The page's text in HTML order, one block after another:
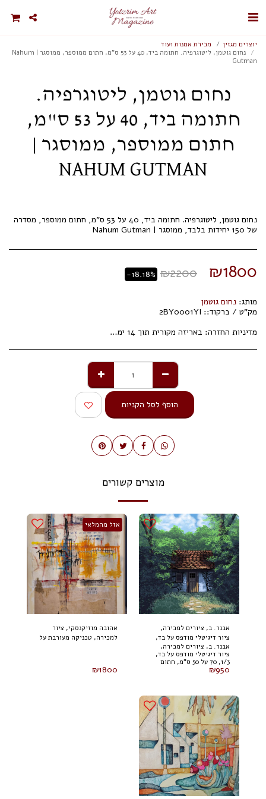
יוצרים מגזין
מכירת אמנות ועוד
נחום גוטמן, ליטוגרפיה. חתומה ביד, 40 על 53 ס"מ, חתום ממוספר, ממוסגר | Nahum
Gutman
נחום גוטמן, ליטוגרפיה.
חתומה ביד, 40 על 53 ס"מ,
חתום ממוספר, ממוסגר |
NAHUM GUTMAN
נחום גוטמן, ליטוגרפיה. חתומה ביד, 40 על 53 ס"מ, חתום ממוספר, מסדרה
של 150 יחידות בלבד, ממוסגר | Nahum Gutman
₪1800
₪2200
-18.18%
מותג: נחום גוטמן
מק"ט / ברקוד:: 2BY0001YI
מדיניות החזרה: באריזה מקורית תוך 14 ימי עסקים.
הוסף לסל הקניות
מוצרים קשורים
אבנר. ב, ציורים למכירה,
ציור דיגיטלי מודפס על בד,
1/3, 70 על 50 ס"מ, חתום
אבנר. ב, ציורים למכירה,
ציור דיגיטלי מודפס על בד,
1/3, 70 על 50 ס"מ, חתום
₪950
אזל מהמלאי
אהובה מוזיקנסקי, ציור
למכירה, טכניקה מעורבת על
₪1800